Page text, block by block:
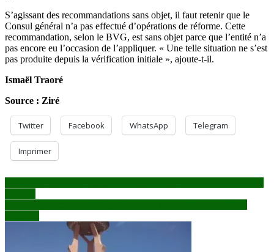
S’agissant des recommandations sans objet, il faut retenir que le
Consul général n’a pas effectué d’opérations de réforme. Cette
recommandation, selon le BVG, est sans objet parce que l’entité n’a
pas encore eu l’occasion de l’appliquer. « Une telle situation ne s’est
pas produite depuis la vérification initiale », ajoute-t-il.
Ismaël Traoré
Source : Ziré
Twitter Facebook WhatsApp Telegram
Imprimer
Navigation
de
l’article